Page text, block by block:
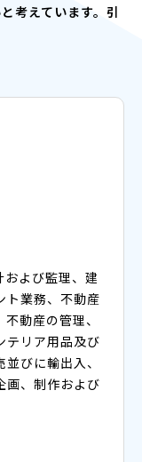
考えています。引
よび監理、建
ト業務、不動産
動産の管理、
テリア用品及び
びに輸出入、
画、制作および